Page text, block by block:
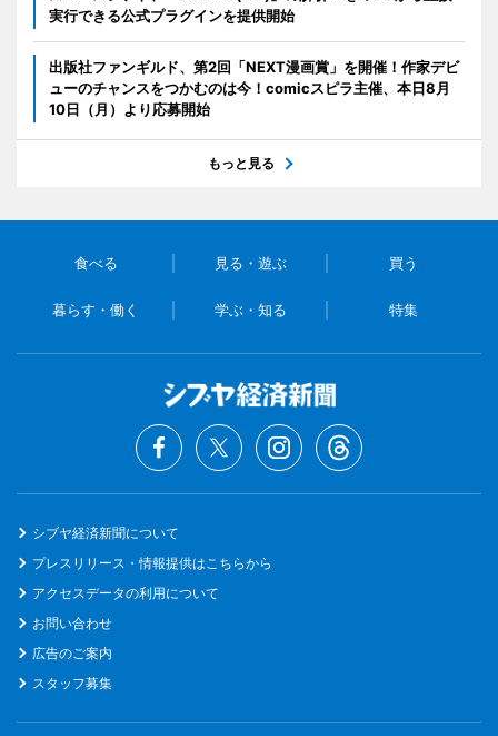
実行できる公式プラグインを提供開始
出版社ファンギルド、第2回「NEXT漫画賞」を開催！作家デビ
ューのチャンスをつかむのは今！comicスピラ主催、本日8月
10日（月）より応募開始
もっと見る
食べる 見る・遊ぶ 買う
暮らす・働く 学ぶ・知る 特集
シブヤ経済新聞について
プレスリリース・情報提供はこちらから
アクセスデータの利用について
お問い合わせ
広告のご案内
スタッフ募集